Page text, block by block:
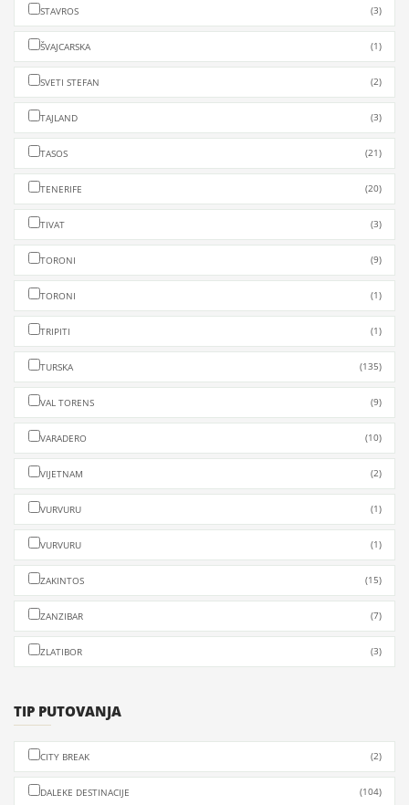
STAVROS (3)
ŠVAJCARSKA (1)
SVETI STEFAN (2)
TAJLAND (3)
TASOS (21)
TENERIFE (20)
TIVAT (3)
TORONI (9)
TORONI (1)
TRIPITI (1)
TURSKA (135)
VAL TORENS (9)
VARADERO (10)
VIJETNAM (2)
VURVURU (1)
VURVURU (1)
ZAKINTOS (15)
ZANZIBAR (7)
ZLATIBOR (3)
TIP PUTOVANJA
CITY BREAK (2)
DALEKE DESTINACIJE (104)